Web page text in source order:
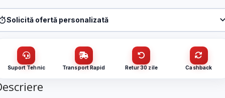
Solicită ofertă personalizată
VL-C701/C701/C7-C1EU-12
/ firmă
Suport Tehnic Transport Rapid Retur 30 zile Cashback